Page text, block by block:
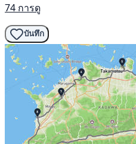
74 การดู
บันทึก